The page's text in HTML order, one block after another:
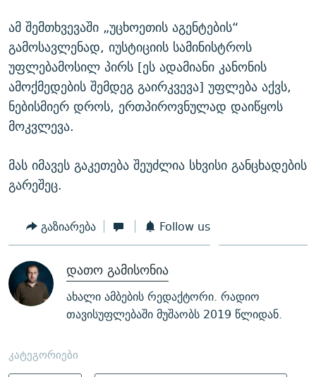
ამ შემთხვევაში „უცხოეთის აგენტების“
გამოსავლენად, იუსტიციის სამინისტროს
უფლებამოსილ პირს [ეს ადამიანი კანონის
ამოქმედების შემდეგ გაირკვევა] უფლება აქვს,
ნებისმიერ დროს, ერთპიროვნულად დაიწყოს
მოკვლევა.
მას იმავეს გაკეთება შეუძლია სხვისი განცხადების
გარეშეც.
გაზიარება Follow us
დათო გამისონია
ახალი ამბების რედაქტორი. რადიო
თავისუფლებაში მუშაობს 2019 წლიდან.
კატეგორიები